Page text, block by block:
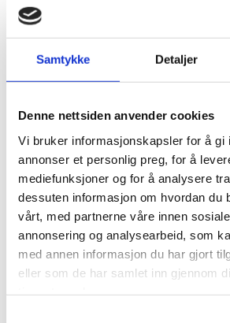
Samtykke Detaljer
Denne nettsiden anvender cookies
Vi bruker informasjonskapsler for å gi
annonser et personlig preg, for å
mediefunksjoner og for å analysere
dessuten informasjon om hvordan du
vårt, med partnerne våre innen sosiale
annonsering og analysearbeid, som
med annen informasjon du har gjort
eller som de har samlet inn gjennom
Transportsentralen Rana SA er en
næringsdrivende innenfor
Firmaet har sin base i Mo i Rana og